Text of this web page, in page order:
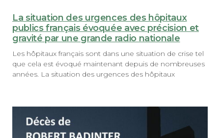
La situation des urgences des hôpitaux
publics français évoquée avec précision et
gravité par une grande radio nationale
Les hôpitaux français sont dans une situation de crise tel
que cela est évoqué maintenant depuis de nombreuses
années. La situation des urgences des hôpitaux